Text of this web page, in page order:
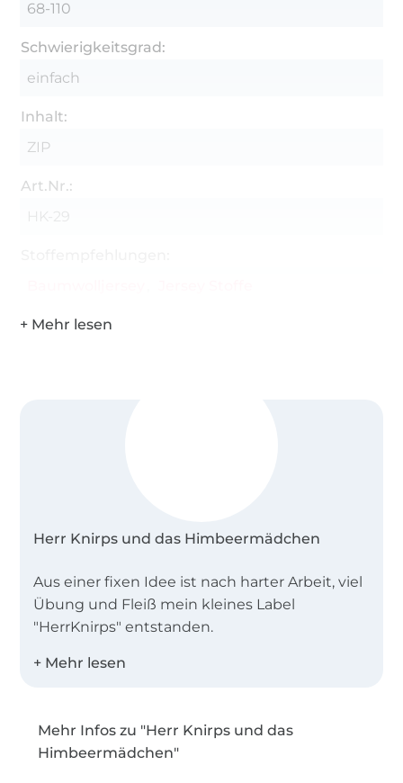
68-110
Schwierigkeitsgrad:
einfach
Inhalt:
ZIP
Art.Nr.:
HK-29
Herr Knirps und das Himbeermädchen
Aus einer fixen Idee ist nach harter Arbeit, viel
Übung und Fleiß mein kleines Label
"HerrKnirps" entstanden.
Herr Knirps ist für mich die ideale Basis einen
Inspiration und Motivation war von Anfang an
mein kleiner Sonnenschein Finnik, der mich
Mehr Infos zu "Herr Knirps und das
Himbeermädchen"